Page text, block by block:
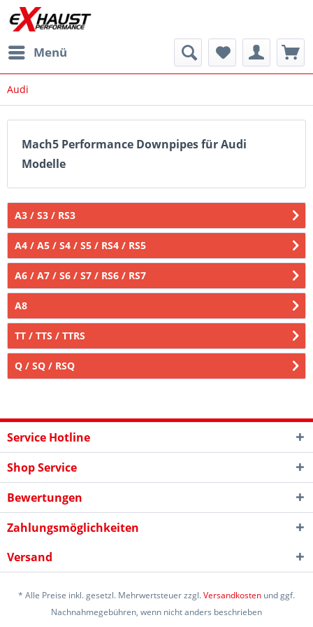
Menü
Audi
Mach5 Performance Downpipes für Audi
Modelle
A3 / S3 / RS3
A4 / A5 / S4 / S5 / RS4 / RS5
A6 / A7 / S6 / S7 / RS6 / RS7
A8
TT / TTS / TTRS
Q / SQ / RSQ
Service Hotline
Shop Service
Bewertungen
Zahlungsmöglichkeiten
Versand
* Alle Preise inkl. gesetzl. Mehrwertsteuer zzgl.Versandkosten und ggf.
Nachnahmegebühren, wenn nicht anders beschrieben